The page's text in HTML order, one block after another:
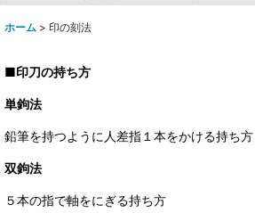
ホーム > 印の刻法
■印刀の持ち方
単鉤法
鉛筆を持つように人差指１本をかける持ち方
双鉤法
５本の指で軸をにぎる持ち方